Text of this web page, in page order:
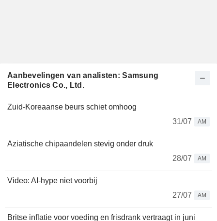
Aanbevelingen van analisten: Samsung
Electronics Co., Ltd.
Zuid-Koreaanse beurs schiet omhoog
31/07
AM
Aziatische chipaandelen stevig onder druk
28/07
AM
Video: AI-hype niet voorbij
27/07
AM
Britse inflatie voor voeding en frisdrank vertraagt in juni